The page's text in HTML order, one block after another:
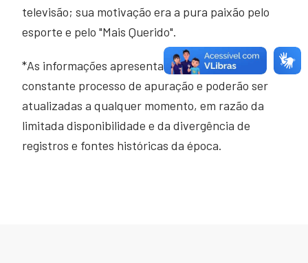
televisão; sua motivação era a pura paixão pelo
esporte e pelo "Mais Querido".
*As informações apresentadas estão em
constante processo de apuração e poderão ser
atualizadas a qualquer momento, em razão da
limitada disponibilidade e da divergência de
registros e fontes históricas da época.